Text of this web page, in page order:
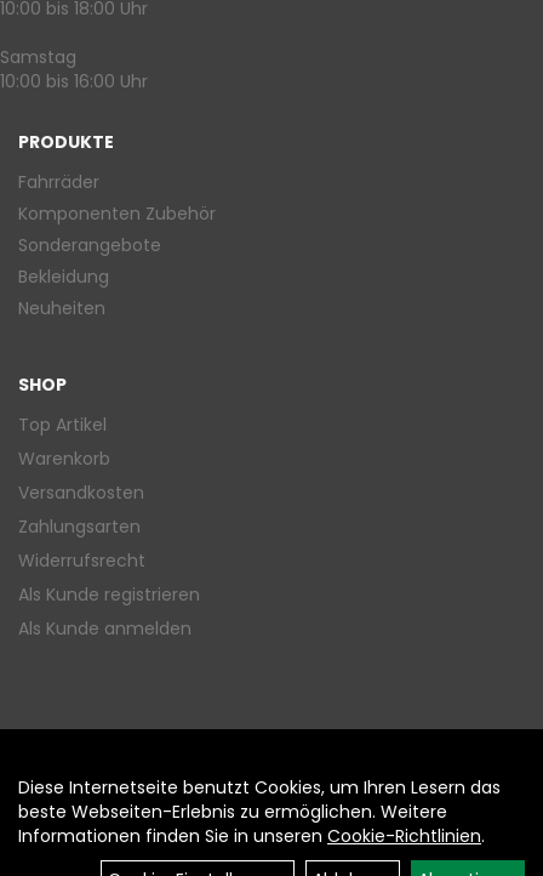
10:00 bis 18:00 Uhr
Samstag
10:00 bis 16:00 Uhr
PRODUKTE
Fahrräder
Komponenten Zubehör
Sonderangebote
Bekleidung
Neuheiten
SHOP
Top Artikel
Warenkorb
Versandkosten
Zahlungsarten
Widerrufsrecht
Als Kunde registrieren
Als Kunde anmelden
Diese Internetseite benutzt Cookies, um Ihren Lesern das
beste Webseiten-Erlebnis zu ermöglichen. Weitere
Informationen finden Sie in unseren Cookie-Richtlinien.
Auftrag widerrufen